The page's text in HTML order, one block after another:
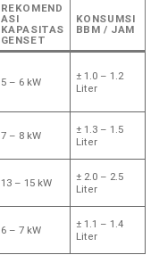
REKOMEND
ASI
KAPASITAS
GENSET
KONSUMSI
BBM / JAM
5 – 6 kW
± 1.0 – 1.2
Liter
7 – 8 kW
± 1.3 – 1.5
Liter
13 – 15 kW
± 2.0 – 2.5
Liter
6 – 7 kW
± 1.1 – 1.4
Liter